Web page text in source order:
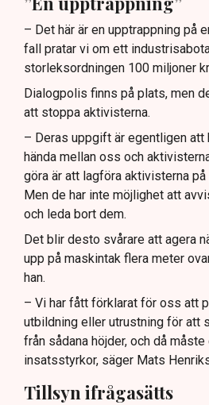
– Det här är en upptrappning på
fall pratar vi om ett
storleksordningen 100 miljoner
Dialogpolis finns på plats, men
att stoppa aktivisterna.
– Deras uppgift är egentligen att
hända mellan oss och
göra är att lagföra aktivisterna
Men de har inte möjlighet att
och leda bort dem.
Det blir desto svårare att agera
upp på maskintak flera meter
han.
– Vi har fått förklarat för oss att
utbildning eller utrustning för att
från sådana höjder, och då
insatsstyrkor, säger Mats
Tillsyn ifrågasätts